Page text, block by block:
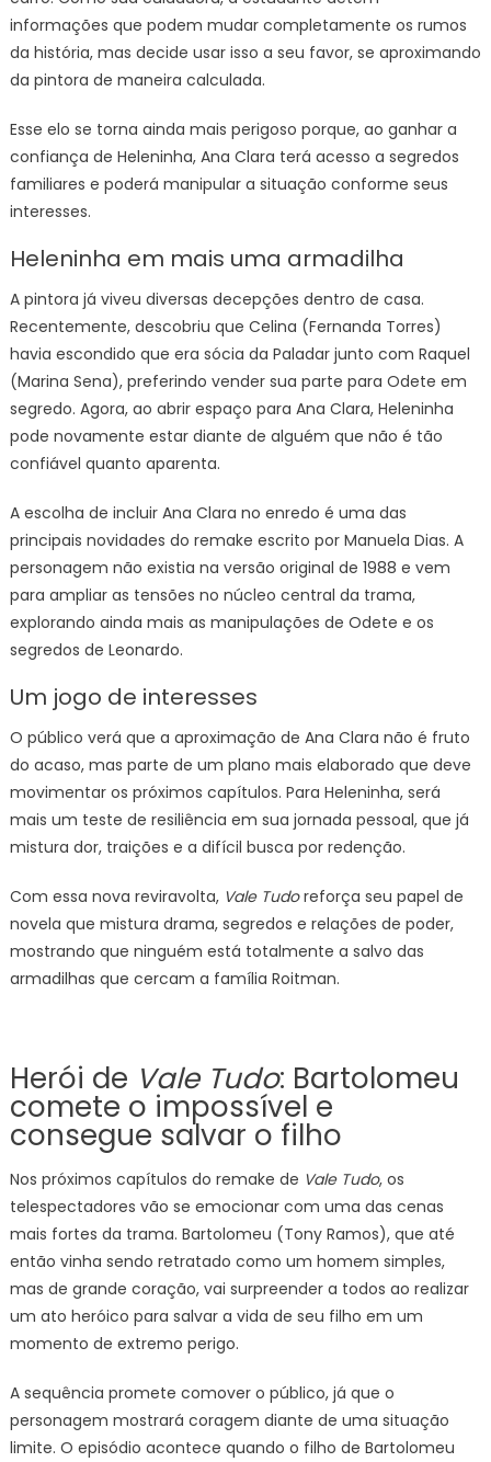
informações que podem mudar completamente os rumos
da história, mas decide usar isso a seu favor, se aproximando
da pintora de maneira calculada.
Esse elo se torna ainda mais perigoso porque, ao ganhar a
confiança de Heleninha, Ana Clara terá acesso a segredos
familiares e poderá manipular a situação conforme seus
interesses.
Heleninha em mais uma armadilha
A pintora já viveu diversas decepções dentro de casa.
Recentemente, descobriu que Celina (Fernanda Torres)
havia escondido que era sócia da Paladar junto com Raquel
(Marina Sena), preferindo vender sua parte para Odete em
segredo. Agora, ao abrir espaço para Ana Clara, Heleninha
pode novamente estar diante de alguém que não é tão
confiável quanto aparenta.
A escolha de incluir Ana Clara no enredo é uma das
principais novidades do remake escrito por Manuela Dias. A
personagem não existia na versão original de 1988 e vem
para ampliar as tensões no núcleo central da trama,
explorando ainda mais as manipulações de Odete e os
segredos de Leonardo.
Um jogo de interesses
O público verá que a aproximação de Ana Clara não é fruto
do acaso, mas parte de um plano mais elaborado que deve
movimentar os próximos capítulos. Para Heleninha, será
mais um teste de resiliência em sua jornada pessoal, que já
mistura dor, traições e a difícil busca por redenção.
Com essa nova reviravolta, Vale Tudoreforça seu papel de
novela que mistura drama, segredos e relações de poder,
mostrando que ninguém está totalmente a salvo das
armadilhas que cercam a família Roitman.
Herói de Vale Tudo: Bartolomeu
comete o impossível e
consegue salvar o filho
Nos próximos capítulos do remake de Vale Tudo, os
telespectadores vão se emocionar com uma das cenas
mais fortes da trama. Bartolomeu (Tony Ramos), que até
então vinha sendo retratado como um homem simples,
mas de grande coração, vai surpreender a todos ao realizar
um ato heróico para salvar a vida de seu filho em um
momento de extremo perigo.
A sequência promete comover o público, já que o
personagem mostrará coragem diante de uma situação
limite. O episódio acontece quando o filho de Bartolomeu